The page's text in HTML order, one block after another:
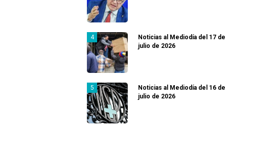
Noticias al Mediodía del 17 de
julio de 2026
Noticias al Mediodía del 16 de
julio de 2026